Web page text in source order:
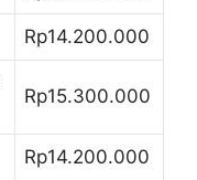
Rp14.200.000
Rp15.300.000
Rp14.200.000